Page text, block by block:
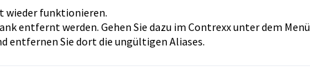
wieder funktionieren.
entfernt werden. Gehen Sie dazu im Contrexx unter dem Menü
entfernen Sie dort die ungültigen Aliases.